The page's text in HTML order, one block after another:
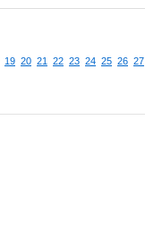
19 20 21 22 23 24 25 26 27